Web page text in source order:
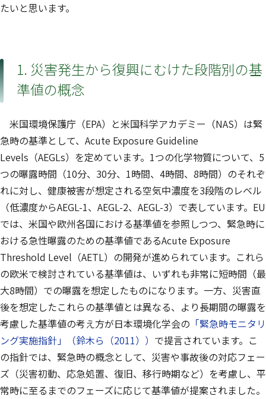
たいと思います。
1. 災害発生から復興にむけた段階別の基
準値の概念
米国環境保護庁（EPA）と米国科学アカデミー（NAS）は緊
急時の基準として、Acute Exposure Guideline
Levels（AEGLs）を定めています。1つの化学物質について、5
つの曝露時間（10分、30分、1時間、4時間、8時間）のそれぞ
れに対し、健康被害が想定される空気中濃度を3段階のレベル
（低濃度からAEGL-1、AEGL-2、AEGL-3）で表しています。EU
では、米国や欧州各国における基準値を参照しつつ、緊急時に
おける急性曝露のための基準値であるAcute Exposure
Threshold Level（AETL）の開発が進められています。これら
の欧米で検討されている基準値は、いずれも非常に短時間（最
大8時間）での曝露を想定したものになります。一方、災害直
後を想定したこれらの基準値とは異なる、より長期間の曝露を
考慮した基準値の考え方が日本環境化学会の 「緊急時モニタリ
ング実施指針」（鈴木ら（2011）） で提言されています。こ
の指針では、緊急時の概念として、災害や事故後の対応フェー
ズ（災害初動、応急処置、復旧、移行時期など）を考慮し、平
常時に至るまでのフェーズに応じて基準値が提案されました。